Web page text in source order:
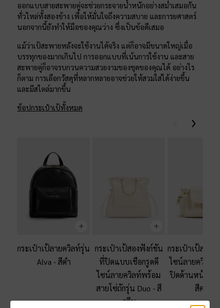
ออกแบบสายสะพายคู่จะช่วยกระจายน้ำหนักอย่างสม่ำเสมอกัน
ทั่วไหล่ทั้งสองข้าง เพื่อให้มั่นใจถึงความสบาย และการยศาสตร์
นอกจากนี้ยังทำให้มือของคุณว่าง ซึ่งเป็นข้อดีเสมอ
แม้ว่าเป้สะพายหลังจะใช้งานได้จริง แต่ก็อาจมีขนาดใหญ่เมื่อ
บรรทุกของมากเกินไป การออกแบบที่เน้นการใช้งาน และสาย
สะพายคู่ก็อาจรบกวนความสวยงามของชุดของคุณได้ อย่างไร
ก็ตาม การเลือกวัสดุที่หลากหลายอาจช่วยให้สวมใส่ได้ง่ายขึ้น
และมีสไตล์มากขึ้น
ช้อปกระเป๋าเป้ทั้งหมด
กระเป๋าเป้ลายควิลท์รุ่น
Alva -สีดำ
กระเป๋าเป้สองฟังก์ชัน
ที่ปิดแบบเชือกรูดดี
ไซน์ลายควิลท์พร้อม
สายโซ่ถักรุ่น Duo -สี
ครีม
กระเป๋าเป้สอง
ไซน์ลายควิลท์
ปิดด้านหน้ารุ่น
สีครีม
Previous